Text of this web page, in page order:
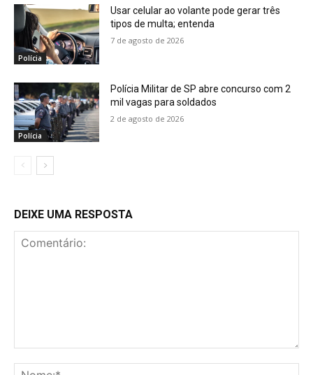
Polícia
Usar celular ao volante pode gerar três
tipos de multa; entenda
7 de agosto de 2026
Polícia
Polícia Militar de SP abre concurso com 2
mil vagas para soldados
2 de agosto de 2026
DEIXE UMA RESPOSTA